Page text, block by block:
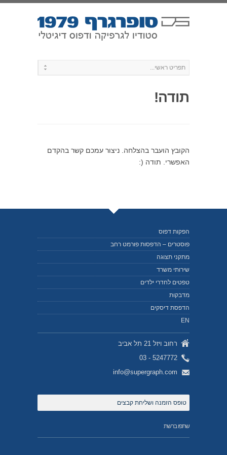
תודה!
הקובץ הועבר בהצלחה. ניצור עמכם קשר בהקדם
האפשרי. תודה (:
הפקות דפוס
פוסטרים – הדפסות פורמט רחב
מתקני תצוגה
שירותי משרד
טפטים לחדרי ילדים
מדבקות
הדפסת דיסקים
EN
רחוב ויזל 21 תל אביב
5247772 - 03
info@supergraph.com
טופס הזמנה ושליחת קבצים
שתפו ברשת